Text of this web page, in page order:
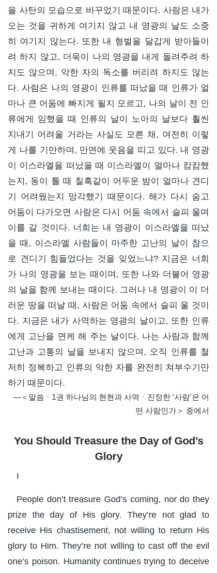
을 사탄의 모습으로 바꾸었기 때문이다. 사람은 내가
오는 것을 귀하게 여기지 않고 내 영광의 날도 소중
히 여기지 않는다. 또한 내 형벌을 달갑게 받아들이
려 하지 않고, 더욱이 나의 영광을 내게 돌려주려 하
지도 않으며, 악한 자의 독소를 버리려 하지도 않는
다. 사람은 나의 영광이 인류를 떠났을 때 인류가 얼
마나 큰 어둠에 빠지게 될지 모르고, 나의 날이 전 인
류에게 임했을 때 인류의 날이 노아의 날보다 훨씬
지내기 어려울 거라는 사실도 모른 채, 여전히 이렇
게 나를 기만하며, 만면에 웃음을 띠고 있다. 내 영광
이 이스라엘을 떠났을 때 이스라엘이 얼마나 캄캄했
는지, 동이 틀 때 칠흑같이 어두운 밤이 얼마나 견디
기 어려웠는지 망각했기 때문이다. 해가 다시 숨고
어둠이 다가오면 사람은 다시 어둠 속에서 슬피 울며
이를 갈 것이다. 너희는 내 영광이 이스라엘을 떠났
을 때, 이스라엘 사람들이 마주한 고난의 날이 참으
로 견디기 힘들었다는 것을 잊었느냐? 지금은 너희
가 나의 영광을 보는 때이며, 또한 나와 더불어 영광
의 날을 함께 보내는 때이다. 그러나 내 영광이 이 더
러운 땅을 떠날 때, 사람은 어둠 속에서 슬피 울 것이
다. 지금은 내가 사역하는 영광의 날이고, 또한 인류
에게 고난을 면케 해 주는 날이다. 나는 사람과 함께
고난과 고통의 날을 보내지 않으며, 오직 인류를 철
저히 정복하고 인류의 악한 자를 완전히 쳐부수기만
하기 때문이다.
―＜말씀ㆍ1권 하나님의 현현과 사역ㆍ진정한 ‘사람’은 어
떤 사람인가＞ 중에서
You Should Treasure the Day of God’s
Glory
I
People don’t treasure God’s coming, nor do they
prize the day of His glory. They’re not glad to
receive His chastisement, not willing to return His
glory to Him. They’re not willing to cast off the evil
one’s poison. Humanity continues trying to deceive